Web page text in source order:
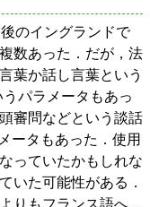
のイングランドで
数あった．だが，法
葉か話し言葉という
うパラメータもあっ
審問などという談話
ータもあった．使用
っていたかもしれな
いた可能性がある．